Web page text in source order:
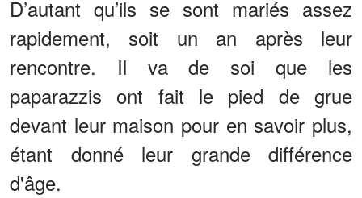
D’autant qu’ils se sont mariés assez
rapidement, soit un an après leur
rencontre. Il va de soi que les
paparazzis ont fait le pied de grue
devant leur maison pour en savoir plus,
étant donné leur grande différence
d'âge.